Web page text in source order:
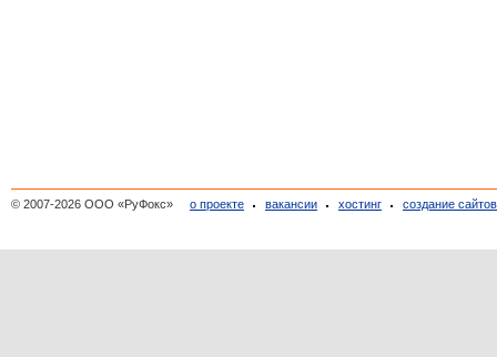
© 2007-2026 ООО «РуФокс» о проекте вакансии хостинг создание сайтов